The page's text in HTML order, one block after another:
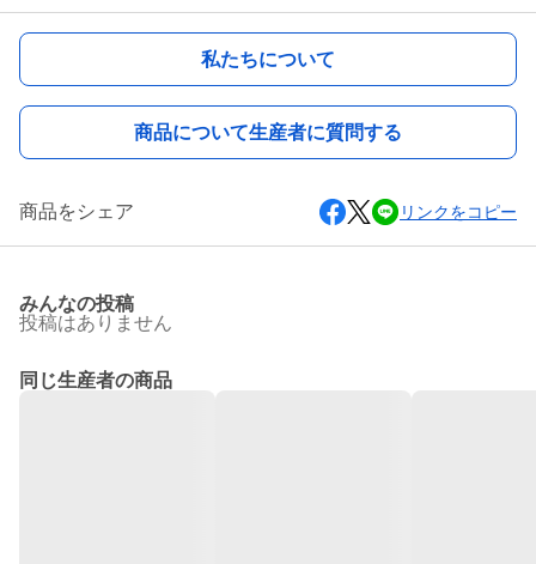
私たちについて
商品について生産者に質問する
商品をシェア リンクをコピー
みんなの投稿
投稿はありません
同じ生産者の商品